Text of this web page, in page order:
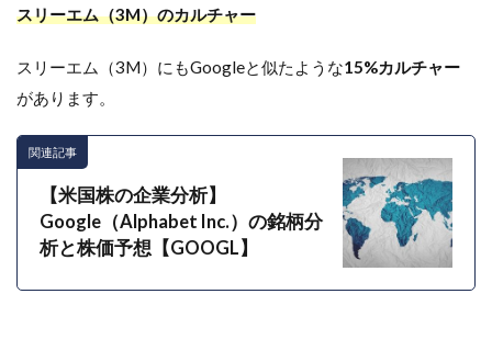
スリーエム（3M）のカルチャー
スリーエム（3M）にもGoogleと似たような15%カルチャー
があります。
関連記事
【米国株の企業分析】
Google（Alphabet Inc.）の銘柄分
析と株価予想【GOOGL】